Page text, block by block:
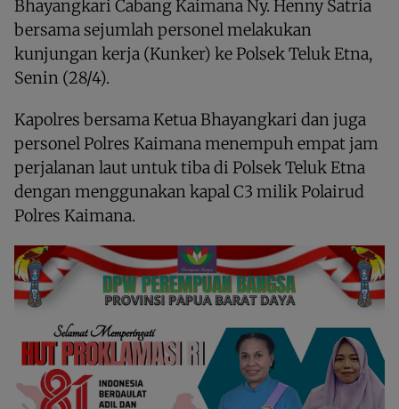
Bhayangkari Cabang Kaimana Ny. Henny Satria
bersama sejumlah personel melakukan
kunjungan kerja (Kunker) ke Polsek Teluk Etna,
Senin (28/4).
Kapolres bersama Ketua Bhayangkari dan juga
personel Polres Kaimana menempuh empat jam
perjalanan laut untuk tiba di Polsek Teluk Etna
dengan menggunakan kapal C3 milik Polairud
Polres Kaimana.